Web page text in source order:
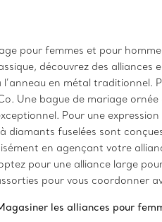
pour femmes et pour
découvrez des
en métal
Une bague de mariage
Pour une
diamants fuselées sont
en agençant votre
pour une alliance large
pour vous
les alliances pour